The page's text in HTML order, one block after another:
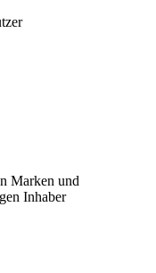
Marken und
Inhaber